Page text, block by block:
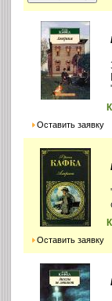
Оставить заявку
Оставить заявку